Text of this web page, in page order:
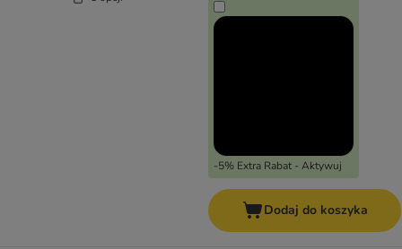
-5% Extra Rabat - Aktywuj
Dodaj do koszyka